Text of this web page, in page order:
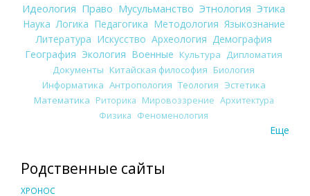
Идеология Право Мусульманство Этнология Этика
Наука Логика Педагогика Методология Языкознание
Литература Искусство Археология Демография
География Экология Военные Культура
Дипломатия
Документы Китайская философия Биология
Информатика Антропология Теология Эстетика
Математика Риторика Мировоззрение Архитектура
Физика Феноменология
Еще
Родственные сайты
ХРОНОС